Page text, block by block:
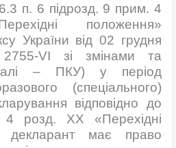
п. 6 підрозд. 9 прим. 4
положення»
України від 02 грудня
VI зі змінами та
– ПКУ) у період
(спеціального)
відповідно до
розд. XX «Перехідні
декларант має право